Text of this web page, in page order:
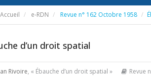
Accueil e-RDN Revue n° 162 Octobre 1958
d’un droit spatial
Rivoire, « Ébauche d’un droit spatial » Revue